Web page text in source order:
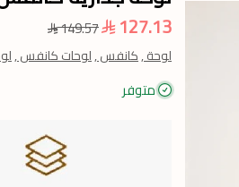
127.13
149.57
لوحة ,كانفس ,لوحات كانفس ,
متوفر